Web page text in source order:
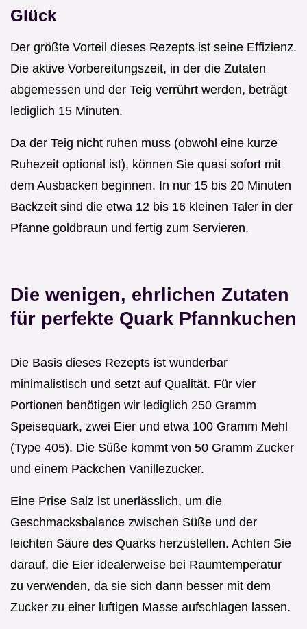
Glück
Der größte Vorteil dieses Rezepts ist seine Effizienz.
Die aktive Vorbereitungszeit, in der die Zutaten
abgemessen und der Teig verrührt werden, beträgt
lediglich 15 Minuten.
Da der Teig nicht ruhen muss (obwohl eine kurze
Ruhezeit optional ist), können Sie quasi sofort mit
dem Ausbacken beginnen. In nur 15 bis 20 Minuten
Backzeit sind die etwa 12 bis 16 kleinen Taler in der
Pfanne goldbraun und fertig zum Servieren.
Die wenigen, ehrlichen Zutaten
für perfekte Quark Pfannkuchen
Die Basis dieses Rezepts ist wunderbar
minimalistisch und setzt auf Qualität. Für vier
Portionen benötigen wir lediglich 250 Gramm
Speisequark, zwei Eier und etwa 100 Gramm Mehl
(Type 405). Die Süße kommt von 50 Gramm Zucker
und einem Päckchen Vanillezucker.
Eine Prise Salz ist unerlässlich, um die
Geschmacksbalance zwischen Süße und der
leichten Säure des Quarks herzustellen. Achten Sie
darauf, die Eier idealerweise bei Raumtemperatur
zu verwenden, da sie sich dann besser mit dem
Zucker zu einer luftigen Masse aufschlagen lassen.